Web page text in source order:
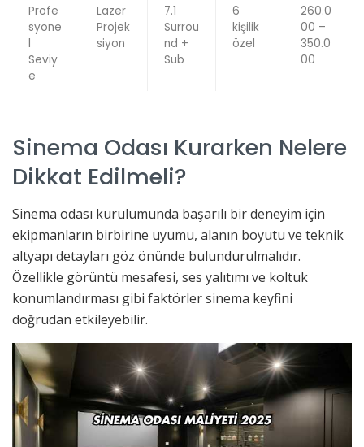
Profe
syone
l
Seviy
e
Lazer
Projek
siyon
7.1
Surrou
nd +
Sub
6
kişilik
özel
260.0
00 –
350.0
00
Sinema Odası Kurarken Nelere
Dikkat Edilmeli?
Sinema odası kurulumunda başarılı bir deneyim için
ekipmanların birbirine uyumu, alanın boyutu ve teknik
altyapı detayları göz önünde bulundurulmalıdır.
Özellikle görüntü mesafesi, ses yalıtımı ve koltuk
konumlandırması gibi faktörler sinema keyfini
doğrudan etkileyebilir.